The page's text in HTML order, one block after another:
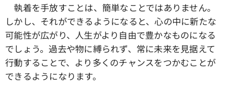
執着を手放すことは、簡単なことではありません。
しかし、それができるようになると、心の中に新たな
可能性が広がり、人生がより自由で豊かなものになる
でしょう。過去や物に縛られず、常に未来を見据えて
行動することで、より多くのチャンスをつかむことが
できるようになります。